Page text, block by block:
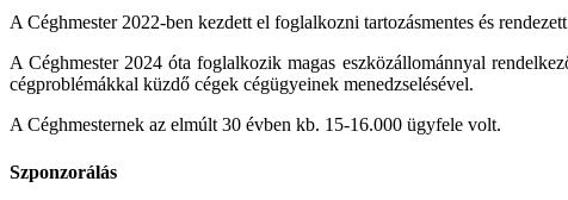
A Céghmester 2022-ben kezdett el foglalkozni tartozásmentes és
A Céghmester 2024 óta foglalkozik magas eszközállománnyal
cégproblémákkal küzdő cégek cégügyeinek menedzselésével.
A Céghmesternek az elmúlt 30 évben kb. 15-16.000 ügyfele volt.
Szponzorálás